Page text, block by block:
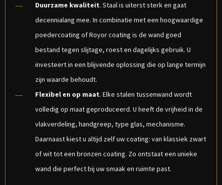
Duurzame kwaliteit. Staal is uiterst sterk en gaat
decennialang mee. In combinatie met een hoogwaardige
poedercoating of Royor coating is de wand goed
bestand tegen slijtage, roest en dagelijks gebruik. U
investeert in een blijvende oplossing die op lange termijn
zijn waarde behoudt.
Flexibel en op maat. Elke stalen tussenwand wordt
volledig op maat geproduceerd. U heeft de vrijheid in de
vlakverdeling, handgreep, type glas, mechanisme.
Daarnaast kiest u altijd zelf uw coating: van klassiek zwart
of wit tot een bronzen coating. Zo ontstaat een unieke
wand die perfect bij uw smaak en ruimte past.